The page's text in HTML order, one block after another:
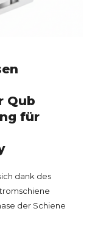
Qub
für
dank des
der Schiene